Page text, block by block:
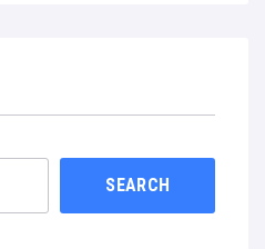
SEARCH